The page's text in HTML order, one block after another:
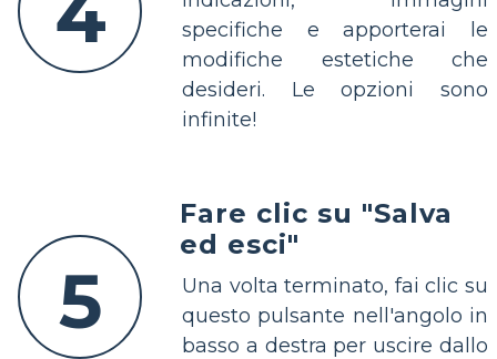
specifiche e apporterai le
modifiche estetiche che
desideri. Le opzioni sono
infinite!
5
Fare clic su "Salva
ed esci"
Una volta terminato, fai clic su
questo pulsante nell'angolo in
basso a destra per uscire dallo